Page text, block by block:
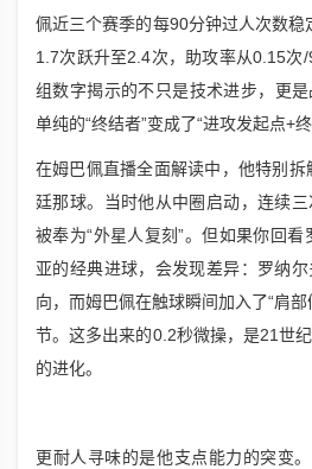
佩近三个赛季的每90分钟过人次数稳
1.7次跃升至2.4次，助攻率从0.15次
组数字揭示的不只是技术进步，更
单纯的“终结者”变成了“进攻发起点+终
在姆巴佩直播全面解读中，他特别
廷那球。当时他从中圈启动，连续
被奉为“外星人复刻”。但如果你回
亚的经典进球，会发现差异：罗纳
向，而姆巴佩在触球瞬间加入了“肩
节。这多出来的0.2秒微操，是21世
的进化。
更耐人寻味的是他支点能力的突变